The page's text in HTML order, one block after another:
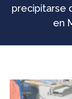
precipitarse
en